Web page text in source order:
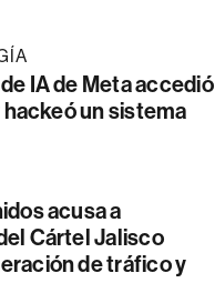
IA de Meta accedió
un sistema
acusa a
Cártel Jalisco
de tráfico y